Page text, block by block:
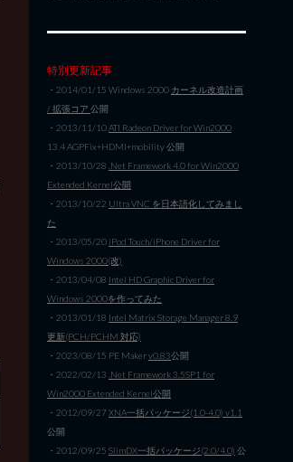
特別更新記事
・2014/01/15 Windows 2000 カーネル改造計画
/ 拡張コア 公開
・2013/11/10ATI Radeon Driver for Win2000
13.4 AGPFix+HDMI+mobility 公開
・2013/10/28 .Net Framework 4.0 for Win2000
Extended Kernel公開
・2013/10/22 Ultra VNC を日本語化してみまし
た
・2013/05/20 iPod Touch/iPhone Driver for
Windows 2000(改)
・2013/04/08 Intel HD Graphic Driver for
Windows 2000を作ってみた
・2013/01/18 Intel Matrix Storage Manager 8.9
更新(PCH/PCHM 対応)
・2023/08/15 PE Makerv0.83公開
・2022/02/13 .Net Framework 3.5SP1 for
Win2000 Extended Kernel公開
・2012/09/27XNA一括パッケージ(1.0-4.0) v1.1
公開
・2012/09/25 SlimDX一括パッケージ(2.0/4.0) 公